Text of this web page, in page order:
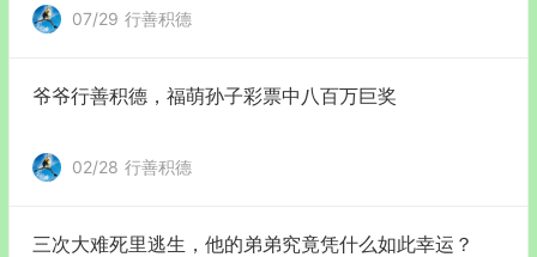
07/29 行善积德
爷爷行善积德，福萌孙子彩票中八百万巨奖
02/28 行善积德
三次大难死里逃生，他的弟弟究竟凭什么如此幸运？